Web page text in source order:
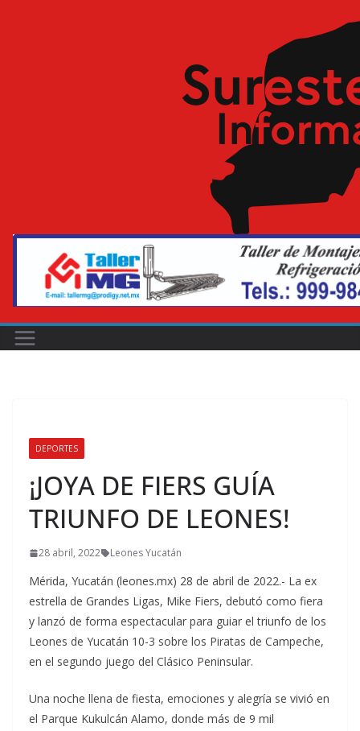
DEPORTES
¡JOYA DE FIERS GUÍA
TRIUNFO DE LEONES!
28 abril, 2022 Leones Yucatán
Mérida, Yucatán (leones.mx) 28 de abril de 2022.- La ex
estrella de Grandes Ligas, Mike Fiers, debutó como fiera
y lanzó de forma espectacular para guiar el triunfo de los
Leones de Yucatán 10-3 sobre los Piratas de Campeche,
en el segundo juego del Clásico Peninsular.
Una noche llena de fiesta, emociones y alegría se vivió en
el Parque Kukulcán Alamo, donde más de 9 mil